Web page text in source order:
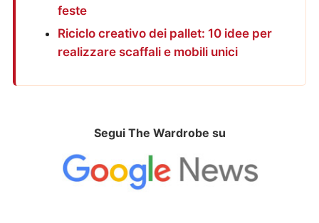
feste
Riciclo creativo dei pallet: 10 idee per
realizzare scaffali e mobili unici
Segui The Wardrobe su